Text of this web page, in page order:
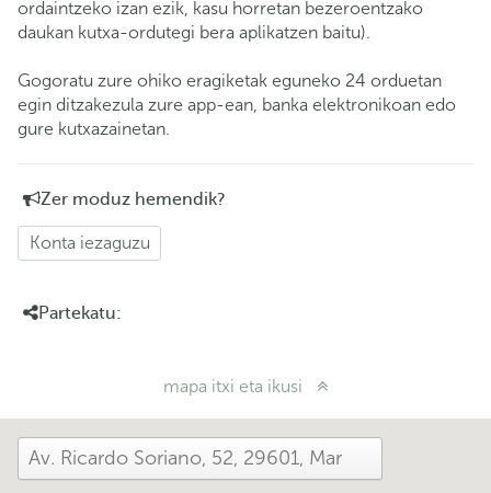
ordaintzeko izan ezik, kasu horretan bezeroentzako
daukan kutxa-ordutegi bera aplikatzen baitu).
Gogoratu zure ohiko eragiketak eguneko 24 orduetan
egin ditzakezula zure app-ean, banka elektronikoan edo
gure kutxazainetan.
Zer moduz hemendik?
Konta iezaguzu
Partekatu:
mapa itxi eta ikusi